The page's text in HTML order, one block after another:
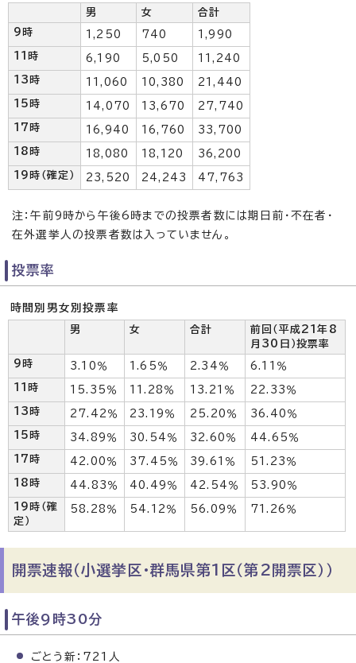
男 女
合計
9時
1,250 740 1,990
11時 6,190 5,050 11,240
13時 11,060 10,380 21,440
15時 14,070 13,670 27,740
17時 16,940 16,760 33,700
18時 18,080 18,120 36,200
19時（確定） 23,520 24,243 47,763
注：午前9時から午後6時までの投票者数には期日前・不在者・
在外選挙人の投票者数は入っていません。
投票率
時間別男女別投票率
男 女 合計
前回（平成21年8
月30日）投票率
9時
3.10％ 1.65％ 2.34％ 6.11％
11時 15.35％ 11.28％ 13.21％ 22.33％
13時 27.42％ 23.19％ 25.20％ 36.40％
15時 34.89％ 30.54％ 32.60％ 44.65％
17時 42.00％ 37.45％ 39.61％ 51.23％
18時 44.83％ 40.49％ 42.54％ 53.90％
19時（確
定）
58.28％ 54.12％ 56.09％ 71.26％
開票速報（小選挙区・群馬県第1区（第2開票区））
午後9時30分
ごとう新：721人